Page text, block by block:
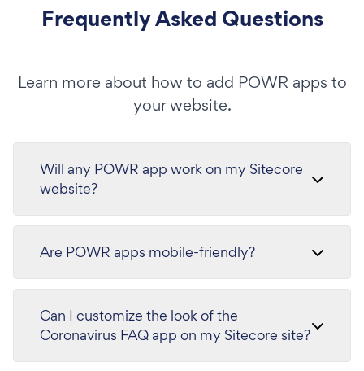
Frequently Asked Questions
Learn more about how to add POWR apps to
your website.
Will any POWR app work on my Sitecore
website?
Are POWR apps mobile-friendly?
Can I customize the look of the
Coronavirus FAQ app on my Sitecore site?